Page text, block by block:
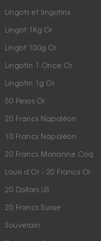
Lingots et lingotins
Lingot 1Kg Or
Lingot 100g Or
Lingotin 1 Once Or
Lingotin 1g Or
50 Pesos Or
20 Francs Napoléon
10 Francs Napoléon
20 Francs Marianne Coq
Louis d'Or - 20 Francs Or
20 Dollars US
20 Francs Suisse
Souverain